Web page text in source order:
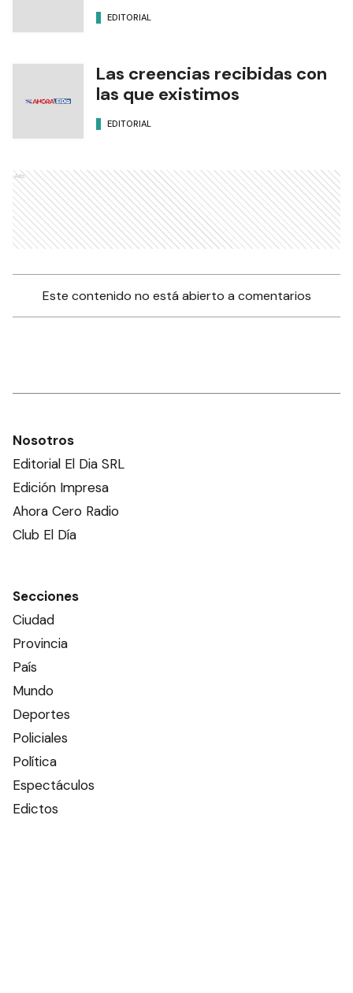
EDITORIAL
Las creencias recibidas con
las que existimos
EDITORIAL
Ads
Este contenido no está abierto a comentarios
Nosotros
Editorial El Dia SRL
Edición Impresa
Ahora Cero Radio
Club El Día
Secciones
Ciudad
Provincia
País
Mundo
Deportes
Policiales
Política
Espectáculos
Edictos